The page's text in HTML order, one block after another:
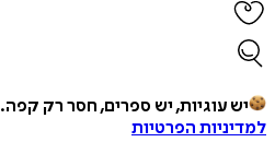
יש עוגיות, יש ספרים, חסר רק קפה.
למדיניות הפרטיות